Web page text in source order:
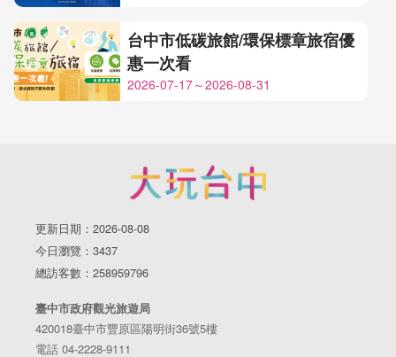
台中市低碳旅館/環保標章旅宿優
惠一次看
2026-07-17～2026-08-31
更新日期：2026-08-08
今日瀏覽：3437
總訪客數：258959796
臺中市政府觀光旅遊局
420018臺中市豐原區陽明街36號5樓
電話 04-2228-9111